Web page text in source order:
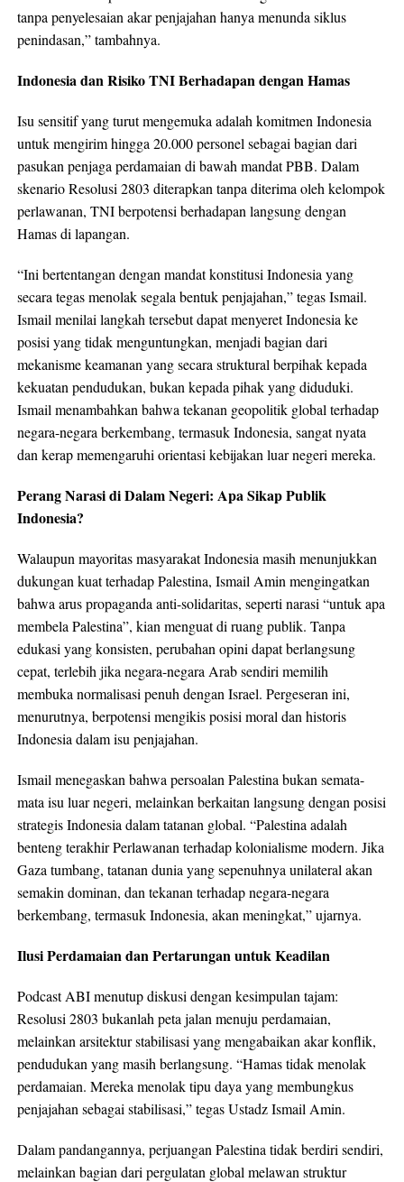
tanpa penyelesaian akar penjajahan hanya menunda siklus
penindasan,” tambahnya.
Indonesia dan Risiko TNI Berhadapan dengan Hamas
Isu sensitif yang turut mengemuka adalah komitmen Indonesia
untuk mengirim hingga 20.000 personel sebagai bagian dari
pasukan penjaga perdamaian di bawah mandat PBB. Dalam
skenario Resolusi 2803 diterapkan tanpa diterima oleh kelompok
perlawanan, TNI berpotensi berhadapan langsung dengan
Hamas di lapangan.
“Ini bertentangan dengan mandat konstitusi Indonesia yang
secara tegas menolak segala bentuk penjajahan,” tegas Ismail.
Ismail menilai langkah tersebut dapat menyeret Indonesia ke
posisi yang tidak menguntungkan, menjadi bagian dari
mekanisme keamanan yang secara struktural berpihak kepada
kekuatan pendudukan, bukan kepada pihak yang diduduki.
Ismail menambahkan bahwa tekanan geopolitik global terhadap
negara-negara berkembang, termasuk Indonesia, sangat nyata
dan kerap memengaruhi orientasi kebijakan luar negeri mereka.
Perang Narasi di Dalam Negeri: Apa Sikap Publik
Indonesia?
Walaupun mayoritas masyarakat Indonesia masih menunjukkan
dukungan kuat terhadap Palestina, Ismail Amin mengingatkan
bahwa arus propaganda anti-solidaritas, seperti narasi “untuk apa
membela Palestina”, kian menguat di ruang publik. Tanpa
edukasi yang konsisten, perubahan opini dapat berlangsung
cepat, terlebih jika negara-negara Arab sendiri memilih
membuka normalisasi penuh dengan Israel. Pergeseran ini,
menurutnya, berpotensi mengikis posisi moral dan historis
Indonesia dalam isu penjajahan.
Ismail menegaskan bahwa persoalan Palestina bukan semata-
mata isu luar negeri, melainkan berkaitan langsung dengan posisi
strategis Indonesia dalam tatanan global. “Palestina adalah
benteng terakhir Perlawanan terhadap kolonialisme modern. Jika
Gaza tumbang, tatanan dunia yang sepenuhnya unilateral akan
semakin dominan, dan tekanan terhadap negara-negara
berkembang, termasuk Indonesia, akan meningkat,” ujarnya.
Ilusi Perdamaian dan Pertarungan untuk Keadilan
Podcast ABI menutup diskusi dengan kesimpulan tajam:
Resolusi 2803 bukanlah peta jalan menuju perdamaian,
melainkan arsitektur stabilisasi yang mengabaikan akar konflik,
pendudukan yang masih berlangsung. “Hamas tidak menolak
perdamaian. Mereka menolak tipu daya yang membungkus
penjajahan sebagai stabilisasi,” tegas Ustadz Ismail Amin.
Dalam pandangannya, perjuangan Palestina tidak berdiri sendiri,
melainkan bagian dari pergulatan global melawan struktur